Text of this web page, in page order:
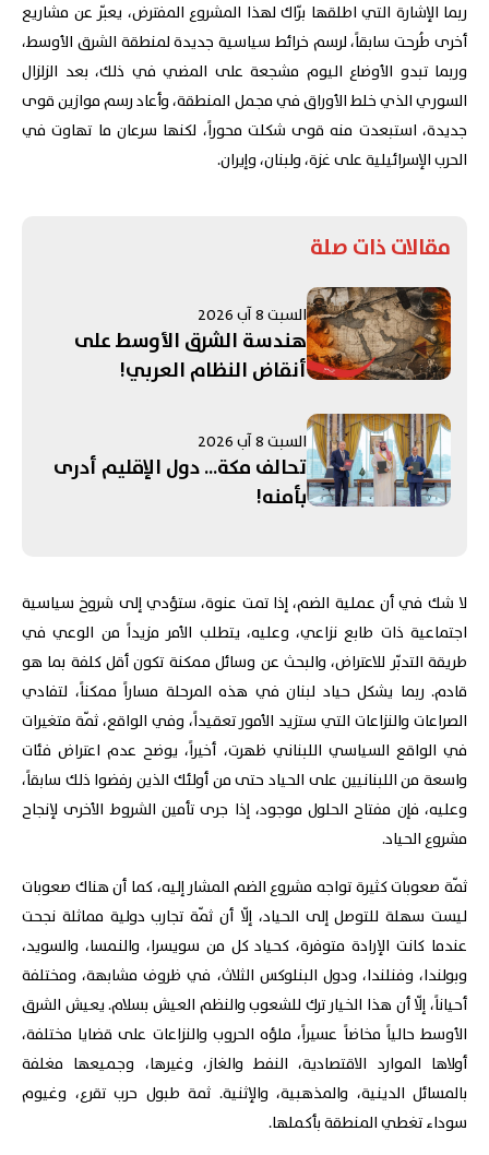
ربما الإشارة التي اطلقها برّاك لهذا المشروع المفترض، يعبّر عن مشاريع
أخرى طُرحت سابقاً، لرسم خرائط سياسية جديدة لمنطقة الشرق الأوسط،
وربما تبدو الأوضاع اليوم مشجعة على المضي في ذلك، بعد الزلزال
السوري الذي خلط الأوراق في مجمل المنطقة، وأعاد رسم موازين قوى
جديدة، استبعدت منه قوى شكلت محوراً، لكنها سرعان ما تهاوت في
الحرب الإسرائيلية على غزة، ولبنان، وإيران.
مقالات ذات صلة
السبت 8 آب 2026
هندسة الشرق الأوسط على
أنقاض النظام العربي!
السبت 8 آب 2026
تحالف مكة... دول الإقليم أدرى
بأمنه!
لا شك في أن عملية الضم، إذا تمت عنوة، ستؤدي إلى شروخ سياسية
اجتماعية ذات طابع نزاعي، وعليه، يتطلب الأمر مزيداً من الوعي في
طريقة التدبّر للاعتراض، والبحث عن وسائل ممكنة تكون أقل كلفة بما هو
قادم. ربما يشكل حياد لبنان في هذه المرحلة مساراً ممكناً، لتفادي
الصراعات والنزاعات التي ستزيد الأمور تعقيداً، وفي الواقع، ثمّة متغيرات
في الواقع السياسي اللبناني ظهرت، أخيراً، يوضح عدم اعتراض فئات
واسعة من اللبنانيين على الحياد حتى من أولئك الذين رفضوا ذلك سابقاً،
وعليه، فإن مفتاح الحلول موجود، إذا جرى تأمين الشروط الأخرى لإنجاح
مشروع الحياد.
ثمّة صعوبات كثيرة تواجه مشروع الضم المشار إليه، كما أن هناك صعوبات
ليست سهلة للتوصل إلى الحياد، إلّا أن ثمّة تجارب دولية مماثلة نجحت
عندما كانت الإرادة متوفرة، كحياد كل من سويسرا، والنمسا، والسويد،
وبولندا، وفنلندا، ودول البنلوكس الثلاث، في ظروف مشابهة، ومختلفة
أحياناً، إلّا أن هذا الخيار ترك للشعوب والنظم العيش بسلام. يعيش الشرق
الأوسط حالياً مخاضاً عسيراً، ملؤه الحروب والنزاعات على قضايا مختلفة،
أولاها الموارد الاقتصادية، النفط والغاز، وغيرها، وجميعها مغلفة
بالمسائل الدينية، والمذهبية، والإثنية. ثمة طبول حرب تقرع، وغيوم
سوداء تغطي المنطقة بأكملها.